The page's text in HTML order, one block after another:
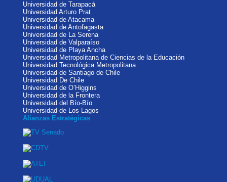
Universidad de Tarapacá
Universidad Arturo Prat
Universidad de Atacama
Universidad de Antofagasta
Universidad de La Serena
Universidad de Valparaíso
Universidad de Playa Ancha
Universidad Metropolitana de Ciencias de la Educación
Universidad Tecnológica Metropolitana
Universidad de Santiago de Chile
Universidad De Chile
Universidad de O’Higgins
Universidad de la Frontera
Universidad del Bío-Bío
Universidad de Los Lagos
Alianzas Estratégicas